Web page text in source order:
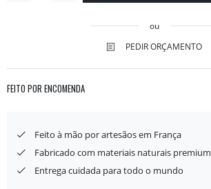
ou
PEDIR ORÇAMENTO
FEITO POR ENCOMENDA
Feito à mão por artesãos em França
Fabricado com materiais naturais premium
Entrega cuidada para todo o mundo